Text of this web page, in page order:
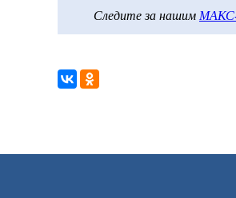
Следите за нашим МАКС-